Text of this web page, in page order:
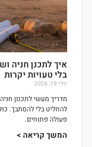
איך לתכנן חניה
בלי טעויות יקרות
יולי 19, 2026
מדריך מעשי לתכנון
להחליט בלי להסתבך.
פעולה פתוחים.
המשך קריאה >